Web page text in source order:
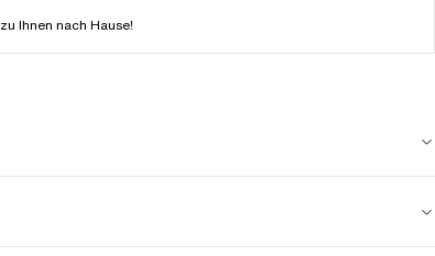
zu Ihnen nach Hause!